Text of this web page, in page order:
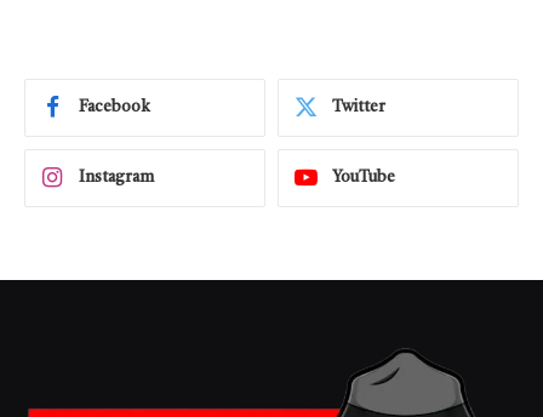
Facebook Twitter
Instagram YouTube